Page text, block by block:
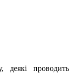
деякі проводить